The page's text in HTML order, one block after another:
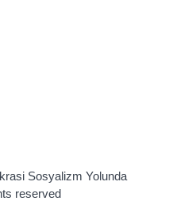
Sosyalizm Yolunda
reserved